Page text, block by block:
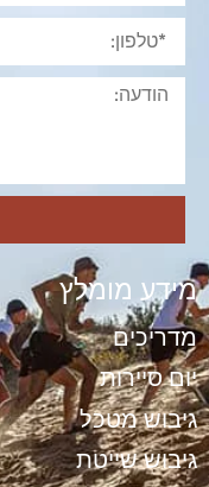
מידע מומלץ
מדריכים
יום סיירות
גיבוש מטכל
גיבוש שייטת